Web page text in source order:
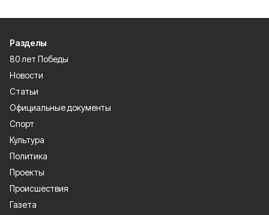
Разделы
80 лет Победы
Новости
Статьи
Официальные документы
Спорт
Культура
Политика
Проекты
Происшествия
Газета